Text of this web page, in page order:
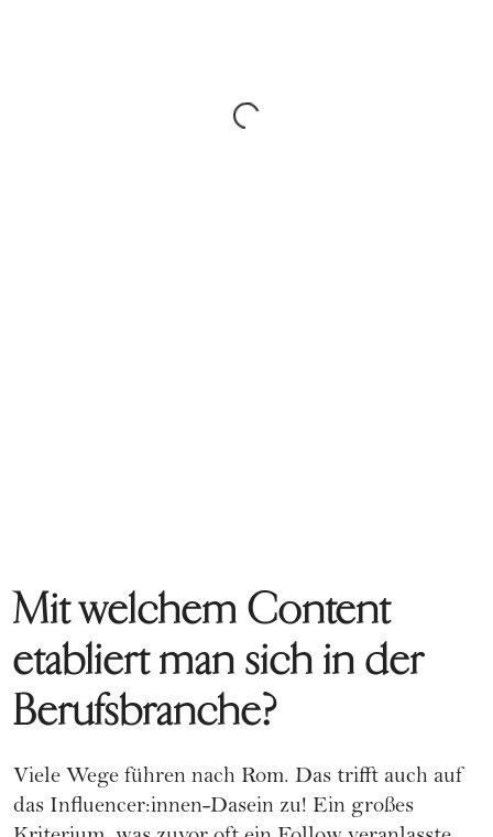
Mit welchem Content
etabliert man sich in der
Berufsbranche?
Viele Wege führen nach Rom. Das trifft auch auf
das Influencer:innen-Dasein zu! Ein großes